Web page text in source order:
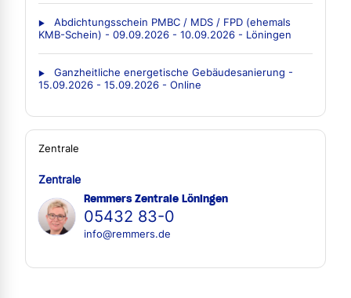
Abdichtungsschein PMBC / MDS / FPD (ehemals
KMB-Schein) - 09.09.2026 - 10.09.2026 - Löningen
Ganzheitliche energetische Gebäudesanierung -
15.09.2026 - 15.09.2026 - Online
Zentrale
Zentrale
Remmers Zentrale Löningen
05432 83-0
info@remmers.de